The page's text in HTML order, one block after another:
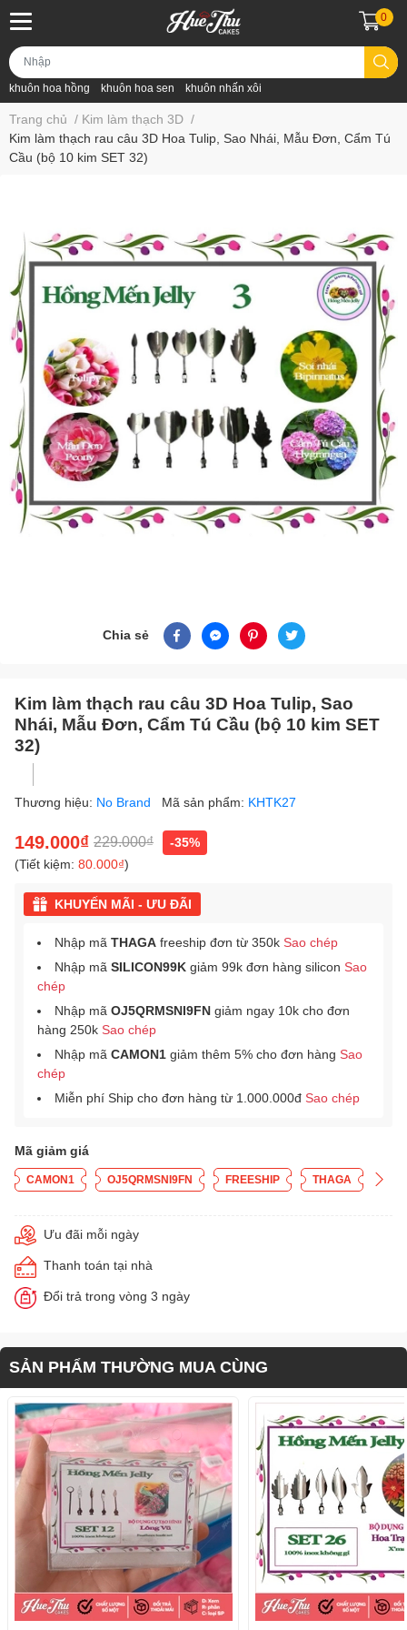
khuôn hoa hồng khuôn hoa sen khuôn nhấn xôi
0
Trang chủ / Kim làm thạch 3D /
Kim làm thạch rau câu 3D Hoa Tulip, Sao Nhái, Mẫu Đơn, Cẩm Tú
Cầu (bộ 10 kim SET 32)
Chia sẻ
Kim làm thạch rau câu 3D Hoa Tulip, Sao
Nhái, Mẫu Đơn, Cẩm Tú Cầu (bộ 10 kim SET
32)
Thương hiệu: No Brand Mã sản phẩm: KHTK27
149.000₫ 229.000₫
-35%
(Tiết kiệm: 80.000₫)
KHUYẾN MÃI - ƯU ĐÃI
Nhập mã THAGA freeship đơn từ 350k Sao chép
Nhập mã SILICON99K giảm 99k đơn hàng silicon Sao
chép
Nhập mã OJ5QRMSNI9FN giảm ngay 10k cho đơn
hàng 250k Sao chép
Nhập mã CAMON1 giảm thêm 5% cho đơn hàng Sao
chép
Miễn phí Ship cho đơn hàng từ 1.000.000đ Sao chép
Mã giảm giá
CAMON1 OJ5QRMSNI9FN FREESHIP THAGA
Ưu đãi mỗi ngày
Thanh toán tại nhà
Đổi trả trong vòng 3 ngày
SẢN PHẨM THƯỜNG MUA CÙNG